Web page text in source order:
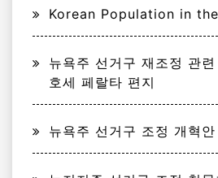
Korean Population in
뉴욕주 선거구 재조정 관
호세 페랄타 편지
뉴욕주 선거구 조정 개혁